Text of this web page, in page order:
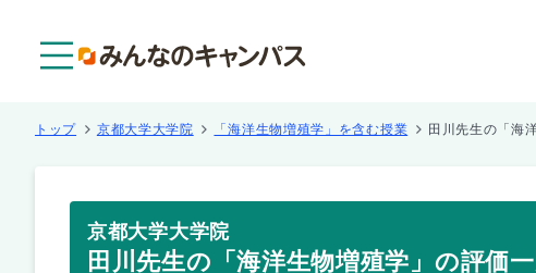
トップ 京都大学大学院 「海洋生物増殖学」を含む授業 田川先生の「海
京都大学大学院
田川先生の「海洋生物増殖学」の評価